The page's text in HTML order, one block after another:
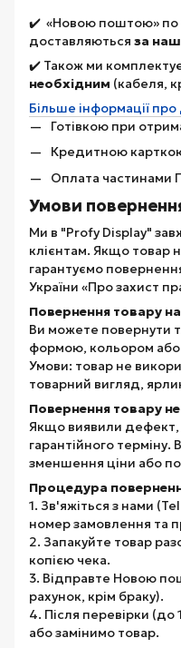
✔️ «Новою поштою» по
доставляються за
✔️ Також ми
необхідним (кабеля,
Більше інформації
Готівкою при
Кредитною
Оплата частинами
Умови
Ми в "Profy Display"
клієнтам. Якщо товар
гарантуємо
України «Про захист
Повернення товару
Ви можете повернути
формою, кольором або
Умови: товар не
товарний вигляд,
Повернення товару
Якщо виявили дефект,
гарантійного терміну.
зменшення ціни або
Процедура
1. Зв'яжіться з нами
номер замовлення та
2. Запакуйте товар
копією чека.
3. Відправте Новою
рахунок, крім браку).
4. Після перевірки
або замінимо товар.